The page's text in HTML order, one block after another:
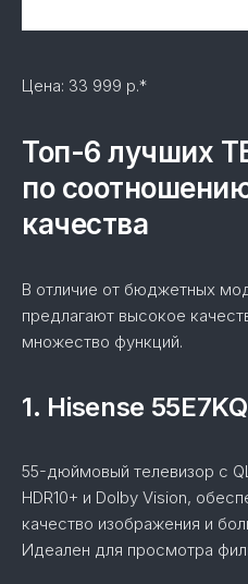
Цена: 33 999 р.*
Топ-6 лучших
по
качества
В отличие от бюджетных
предлагают высокое
множество функций.
1. Hisense 55E7KQ
55-дюймовый телевизор с
HDR10+ и Dolby Vision,
качество изображения и
Идеален для просмотра